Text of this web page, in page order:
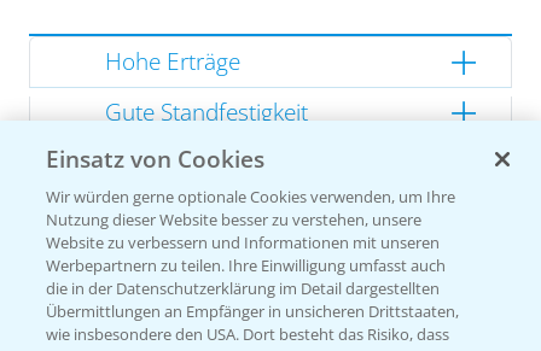
Hohe Erträge
Gute Standfestigkeit
Gutes Dry Down
Gesunde Kolben
Sorteneinstufung nach
Einsatz von Cookies
Wir würden gerne optionale Cookies verwenden, um Ihre
Nutzung dieser Website besser zu verstehen, unsere
Website zu verbessern und Informationen mit unseren
Werbepartnern zu teilen. Ihre Einwilligung umfasst auch
die in der Datenschutzerklärung im Detail dargestellten
Übermittlungen an Empfänger in unsicheren Drittstaaten,
wie insbesondere den USA. Dort besteht das Risiko, dass